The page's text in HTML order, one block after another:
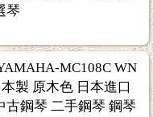
琴
MC108C WN
製 原木色 日本進口
古鋼琴 二手鋼琴 鋼琴